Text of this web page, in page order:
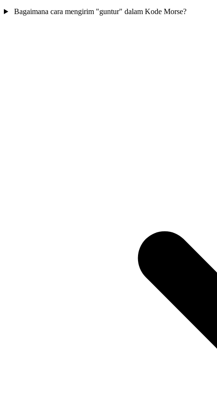
Bagaimana cara mengirim "guntur" dalam Kode Morse?